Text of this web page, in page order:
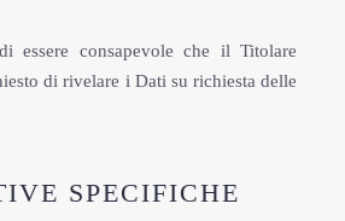
essere consapevole che il Titolare
di rivelare i Dati su richiesta delle
SPECIFICHE